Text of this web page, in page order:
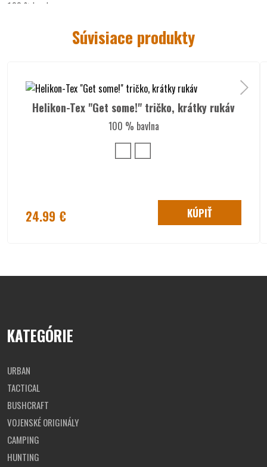
100 % bavlna
Špecifikácie krátkeho trička Helikon-
pohodlný strihtrička s krátkym rukávom
bavlnené krátke tričkomáokrúhly výstrih
½
74
Súvisiace produkty
Helikon-Tex "Get some!" tričko, krátky rukáv
100 % bavlna
24.99 € KÚPIŤ
KATEGÓRIE
URBAN
TACTICAL
BUSHCRAFT
VOJENSKÉ ORIGINÁLY
CAMPING
HUNTING